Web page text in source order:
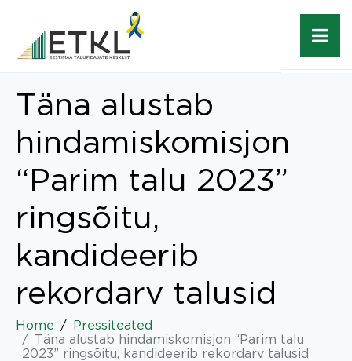
Täna alustab
hindamiskomisjon
“Parim talu 2023”
ringsõitu,
kandideerib
rekordarv talusid
Home
Pressiteated
Täna alustab hindamiskomisjon “Parim talu
2023” ringsõitu, kandideerib rekordarv talusid